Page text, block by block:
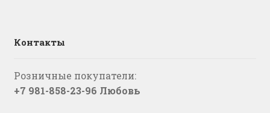
Контакты
Розничные покупатели:
+7 981-858-23-96 Любовь